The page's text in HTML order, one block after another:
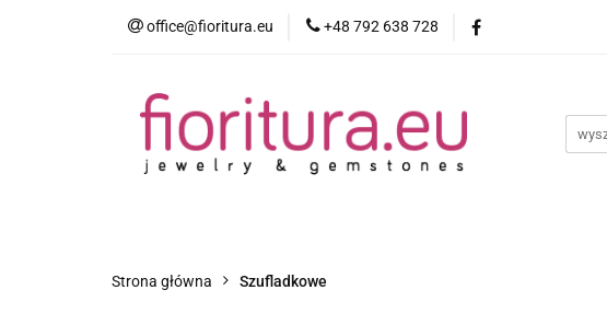
office@fioritura.eu +48 792 638 728
Strona główna Szufladkowe